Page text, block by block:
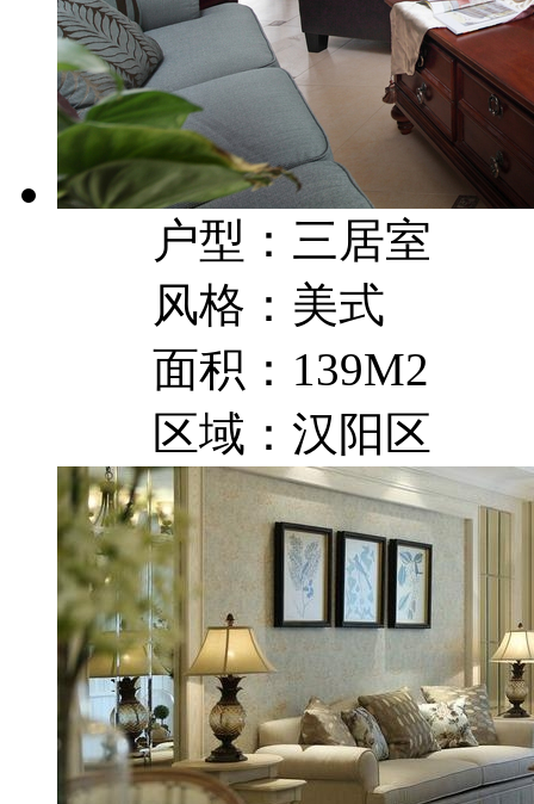
户型：三居室
风格：美式
面积：139M2
区域：汉阳区